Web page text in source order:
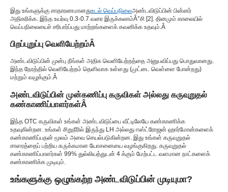
இது உங்களுக்கு சாதாரணமானதுஉடல் வெப்பநிலைஅண்டவிடுப்பின் பின்னர்
அதிகரிக்க. இந்த உயர்வு 0.3-0.7 வரை இருக்கலாம்Â°சி [2]. தினமும் காலையில்
வெப்பநிலையைச் சரிபார்ப்பது மாற்றங்களைக் கவனிக்க உதவும். Â
பிறப்புறுப்பு வெளியேற்றம்Â
அண்டவிடுப்பின் முன்பு நீங்கள் அதிக வெளியேற்றத்தை அனுபவிப்பது பொதுவானது.
இந்த நேரத்தில் வெளியேற்றம் தெளிவாக உள்ளது (முட்டை வெள்ளை போன்றது)
மற்றும் வழுக்கும்.Â
அண்டவிடுப்பின் முன்கணிப்பு கருவிகள் அல்லது கருவுறுதல்
கண்காணிப்பாளர்கள்Â
இந்த OTC கருவிகள் உங்கள் அண்டவிடுப்பை வீட்டிலேயே கண்காணிக்க
உதவுகின்றன. உங்கள் சிறுநீரில் இருந்து LH அல்லது ஈஸ்ட்ரோஜன் ஹார்மோன்களைக்
கண்காணிப்பதன் மூலம் அவை செயல்படுகின்றன. இது உங்கள் கருவுறுதல்
சாளரத்தைப் பற்றிய சுருக்கமான யோசனையை வழங்குகிறது. கருவுறுதல்
கண்காணிப்பாளர்கள் 99% துல்லியத்துடன் 4 க்கும் மேற்பட்ட வளமான நாட்களைக்
கண்காணிக்க முடியும்.
உங்களுக்கு ஒழுங்கற்ற அண்டவிடுப்பின் முடியுமா?